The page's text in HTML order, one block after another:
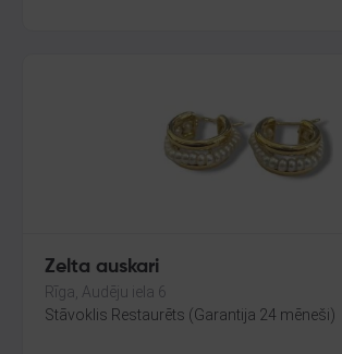
Zelta auskari
Rīga, Audēju iela 6
Stāvoklis Restaurēts (Garantija 24 mēneši)